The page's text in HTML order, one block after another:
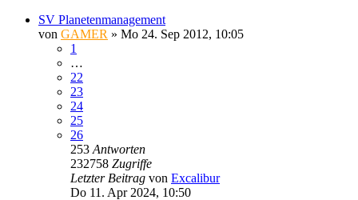
SV Planetenmanagement
von GAMER » Mo 24. Sep 2012, 10:05
1
…
22
23
24
25
26
253 Antworten
232758 Zugriffe
Letzter Beitrag von Excalibur
Do 11. Apr 2024, 10:50